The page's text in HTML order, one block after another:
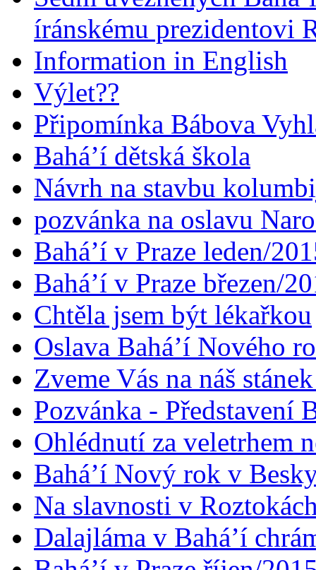
íránskému prezidentovi
Information in English
Výlet??
Připomínka Bábova
Bahá’í dětská škola
Návrh na stavbu
pozvánka na oslavu
Bahá’í v Praze leden/
Bahá’í v Praze březen/
Chtěla jsem být lékařkou
Oslava Bahá’í Nového
Zveme Vás na náš
Pozvánka - Představení
Ohlédnutí za veletrhem
Bahá’í Nový rok v
Na slavnosti v
Dalajláma v Bahá’í